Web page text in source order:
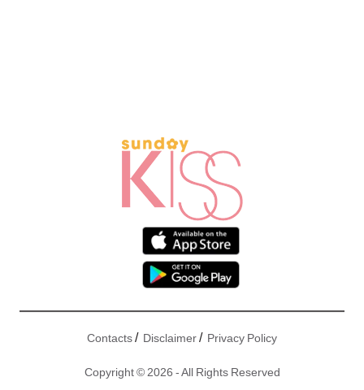
Contacts/ Disclaimer/ Privacy Policy
Copyright © 2026 - All Rights Reserved